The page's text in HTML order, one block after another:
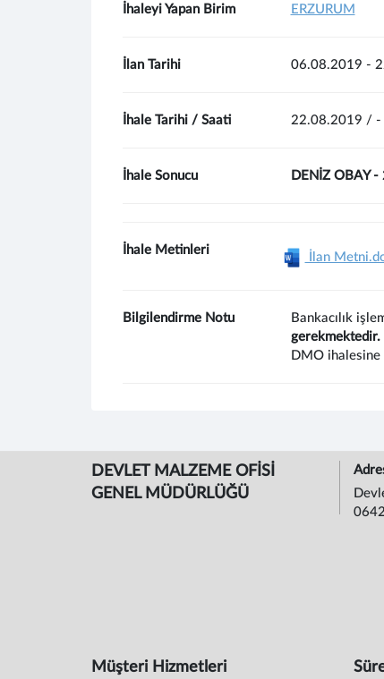
İhaleyi Yapan Birim ERZURUM
İlan Tarihi 06.08.2019 -
İhale Tarihi / Saati 22.08.2019 / -
İhale Sonucu DENİZ OBAY
İhale Metinleri
İlan
Bilgilendirme Notu
Bankacılık
gerekmektedir.
DMO ihalesine
DEVLET MALZEME OFİSİ
GENEL MÜDÜRLÜĞÜ
Müşteri Hizmetleri